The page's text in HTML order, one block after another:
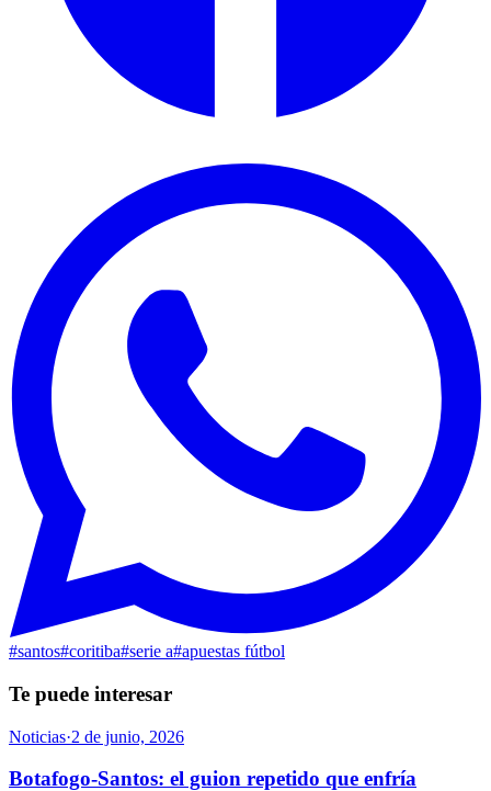
#santos#coritiba#serie a#apuestas fútbol
Te puede interesar
Noticias·2 de junio, 2026
Botafogo-Santos: el guion repetido que enfría